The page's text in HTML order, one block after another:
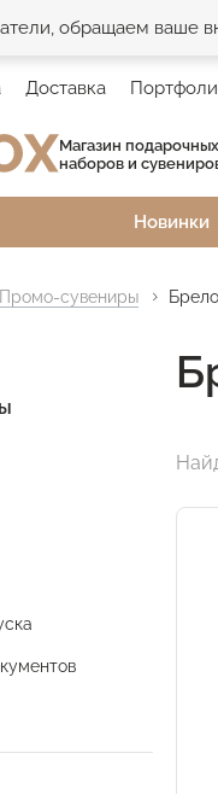
обращаем ваше
Доставка
Магазин подарочных
наборов и
Новинки
Промо-сувениры